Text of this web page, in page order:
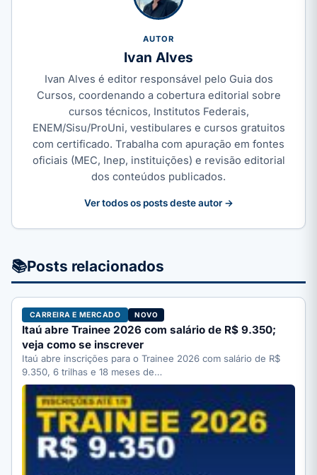
AUTOR
Ivan Alves
Ivan Alves é editor responsável pelo Guia dos
Cursos, coordenando a cobertura editorial sobre
cursos técnicos, Institutos Federais,
ENEM/Sisu/ProUni, vestibulares e cursos gratuitos
com certificado. Trabalha com apuração em fontes
oficiais (MEC, Inep, instituições) e revisão editorial
dos conteúdos publicados.
Ver todos os posts deste autor →
📚Posts relacionados
CARREIRA E MERCADO NOVO
Itaú abre Trainee 2026 com salário de R$ 9.350;
veja como se inscrever
Itaú abre inscrições para o Trainee 2026 com salário de R$
9.350, 6 trilhas e 18 meses de…